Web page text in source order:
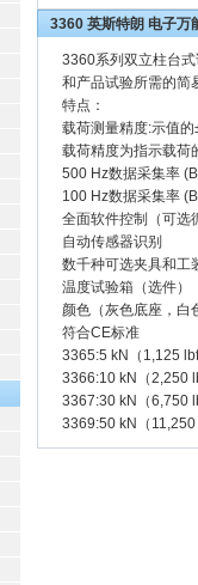
3360 英斯特朗 电子万
3360系列双立柱台
和产品试验所需的简
特点：
载荷测量精度:示值
载荷精度为指示载荷
500 Hz数据采集率
100 Hz数据采集率
全面软件控制（可选
自动传感器识别
数千种可选夹具和工
温度试验箱（选件）
颜色（灰色底座，白
符合CE标准
3365:5 kN（1,125
3366:10 kN（2,250
3367:30 kN（6,750
3369:50 kN（